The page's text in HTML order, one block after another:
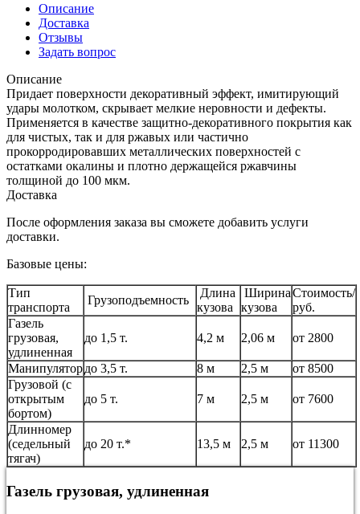
Описание
Доставка
Отзывы
Задать вопрос
Описание
Придает поверхности декоративный эффект, имитирующий
удары молотком, скрывает мелкие неровности и дефекты.
Применяется в качестве защитно-декоративного покрытия как
для чистых, так и для ржавых или частично
прокорродировавших металлических поверхностей с
остатками окалины и плотно держащейся ржавчины
толщиной до 100 мкм.
Доставка
После оформления заказа вы сможете добавить услуги
доставки.
Базовые цены:
Тип
транспорта
Грузоподъемность
Длина
кузова
Ширина
кузова
Стоимость/
руб.
Газель
грузовая,
удлиненная
до 1,5 т. 4,2 м 2,06 м от 2800
Манипулятордо 3,5 т. 8 м 2,5 м
от 8500
Грузовой (с
открытым
бортом)
до 5 т. 7 м 2,5 м от 7600
Длинномер
(седельный
тягач)
до 20 т.* 13,5 м 2,5 м от 11300
Газель грузовая, удлиненная